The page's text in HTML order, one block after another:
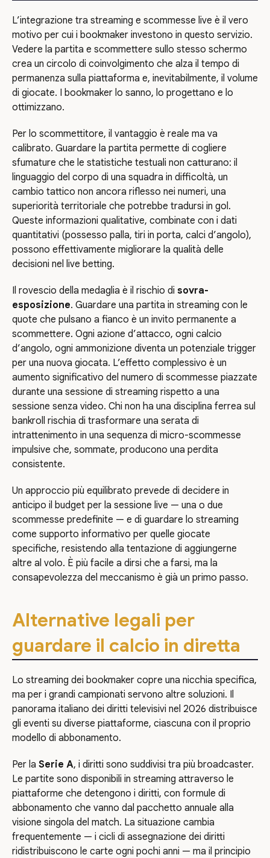
L’integrazione tra streaming e scommesse live è il vero
motivo per cui i bookmaker investono in questo servizio.
Vedere la partita e scommettere sullo stesso schermo
crea un circolo di coinvolgimento che alza il tempo di
permanenza sulla piattaforma e, inevitabilmente, il volume
di giocate. I bookmaker lo sanno, lo progettano e lo
ottimizzano.
Per lo scommettitore, il vantaggio è reale ma va
calibrato. Guardare la partita permette di cogliere
sfumature che le statistiche testuali non catturano: il
linguaggio del corpo di una squadra in difficoltà, un
cambio tattico non ancora riflesso nei numeri, una
superiorità territoriale che potrebbe tradursi in gol.
Queste informazioni qualitative, combinate con i dati
quantitativi (possesso palla, tiri in porta, calci d’angolo),
possono effettivamente migliorare la qualità delle
decisioni nel live betting.
Il rovescio della medaglia è il rischio di sovra-
esposizione. Guardare una partita in streaming con le
quote che pulsano a fianco è un invito permanente a
scommettere. Ogni azione d’attacco, ogni calcio
d’angolo, ogni ammonizione diventa un potenziale trigger
per una nuova giocata. L’effetto complessivo è un
aumento significativo del numero di scommesse piazzate
durante una sessione di streaming rispetto a una
sessione senza video. Chi non ha una disciplina ferrea sul
bankroll rischia di trasformare una serata di
intrattenimento in una sequenza di micro-scommesse
impulsive che, sommate, producono una perdita
consistente.
Un approccio più equilibrato prevede di decidere in
anticipo il budget per la sessione live — una o due
scommesse predefinite — e di guardare lo streaming
come supporto informativo per quelle giocate
specifiche, resistendo alla tentazione di aggiungerne
altre al volo. È più facile a dirsi che a farsi, ma la
consapevolezza del meccanismo è già un primo passo.
Alternative legali per
guardare il calcio in diretta
Lo streaming dei bookmaker copre una nicchia specifica,
ma per i grandi campionati servono altre soluzioni. Il
panorama italiano dei diritti televisivi nel 2026 distribuisce
gli eventi su diverse piattaforme, ciascuna con il proprio
modello di abbonamento.
Per la Serie A, i diritti sono suddivisi tra più broadcaster.
Le partite sono disponibili in streaming attraverso le
piattaforme che detengono i diritti, con formule di
abbonamento che vanno dal pacchetto annuale alla
visione singola del match. La situazione cambia
frequentemente — i cicli di assegnazione dei diritti
ridistribuiscono le carte ogni pochi anni — ma il principio